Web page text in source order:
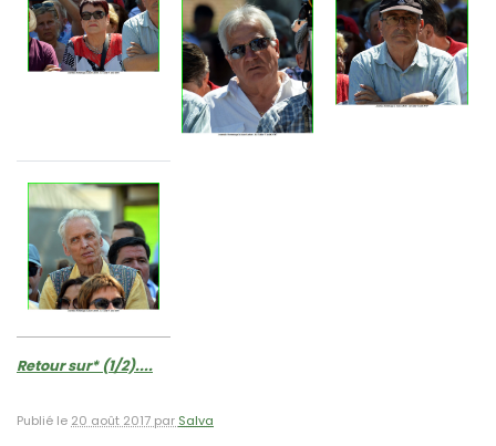
Retour sur* (1/2)....
Publié le 20 août 2017 par Salva